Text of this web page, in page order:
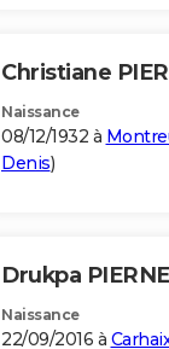
Christiane
Naissance
08/12/1932 à
Denis)
Drukpa
Naissance
22/09/2016 à